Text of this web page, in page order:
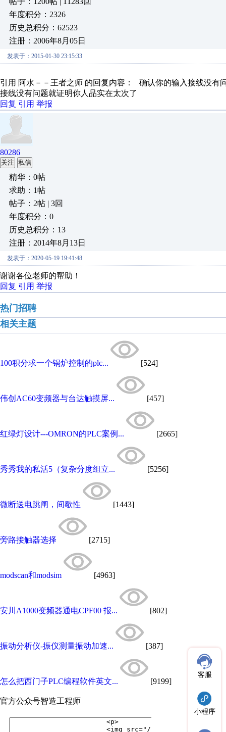
年度积分：2326
历史总积分：62523
注册：2006年8月05日
发表于：2015-01-30 23:15:33
引用 阿水－－王者之师 的回复内容： 确认你的输入接线没有
接线没有问题就证明你人品实在太次了
回复 引用 举报
80286
关注 私信
精华：0帖
求助：1帖
帖子：2帖 | 3回
年度积分：0
历史总积分：13
注册：2014年8月13日
发表于：2020-05-19 19:41:48
谢谢各位老师的帮助！
回复 引用 举报
热门招聘
相关主题
100积分求一个锅炉控制的plc... [524]
伟创AC60变频器与台达触摸屏... [457]
红绿灯设计---OMRON的PLC案例... [2665]
秀秀我的私活5（复杂分度组立... [5256]
微断送电跳闸，间歇性 [1443]
旁路接触器选择 [2715]
modscan和modsim [4963]
安川A1000变频器通电CPF00 报... [802]
振动分析仪-振仪测量振动加速... [387]
怎么把西门子PLC编程软件英文... [9199]
官方公众号智造工程师
客服
小程序